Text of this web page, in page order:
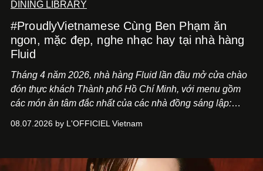
DINING LIBRARY
#ProudlyVietnamese Cùng Ben Phạm ăn
ngon, mặc đẹp, nghe nhạc hay tại nhà hàng
Fluid
Tháng 4 năm 2026, nhà hàng Fluid lần đầu mở cửa chào
đón thực khách Thành phố Hồ Chí Minh, với menu gồm
các món ăn tâm đắc nhất của các nhà đồng sáng lập:
món ăn đa dạng từ Á đến Âu nhanh chóng được yêu thích
mang đến niềm vui cho thực khách.
08.07.2026 by L'OFFICIEL Vietnam